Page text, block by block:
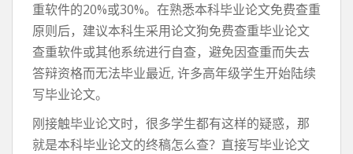
重软件的20%或30%。在熟悉本科毕业论文免费查重
原则后，建议本科生采用论文狗免费查重毕业论文
查重软件或其他系统进行自查，避免因查重而失去
答辩资格而无法毕业最近, 许多高年级学生开始陆续
写毕业论文。
刚接触毕业论文时，很多学生都有这样的疑惑，那
就是本科毕业论文的终稿怎么查？直接写毕业论文